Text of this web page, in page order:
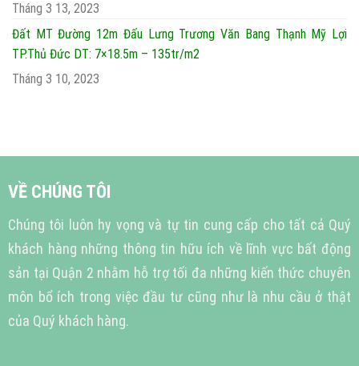
Tháng 3 13, 2023
Đất MT Đường 12m Đấu Lưng Trương Văn Bang Thạnh Mỹ Lợi
TP.Thủ Đức DT: 7×18.5m – 135tr/m2
Tháng 3 10, 2023
VỀ CHÚNG TÔI
Chúng tôi luôn hy vọng và tự tin cung cấp cho tất cả Quý
khách hàng những thông tin hữu ích về lĩnh vực bất động
sản tại Quận 2 nhằm hỗ trợ tối đa những kiến thức chuyên
môn bổ ích trong việc đầu tư cũng như là nhu cầu ở thật
của Quý khách hàng.